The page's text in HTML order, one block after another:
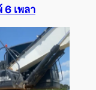
6 เพลา